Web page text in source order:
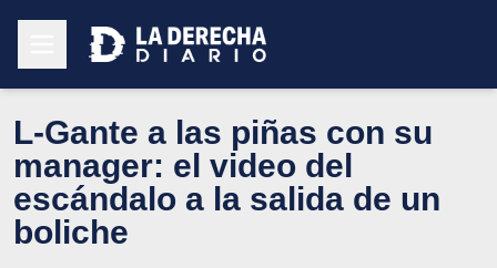
L-Gante a las piñas con su
manager: el video del
escándalo a la salida de un
boliche